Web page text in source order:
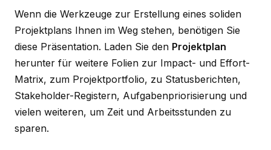
Wenn die Werkzeuge zur Erstellung eines soliden
Projektplans Ihnen im Weg stehen, benötigen Sie
diese Präsentation. Laden Sie den Projektplan
herunter für weitere Folien zur Impact- und Effort-
Matrix, zum Projektportfolio, zu Statusberichten,
Stakeholder-Registern, Aufgabenpriorisierung und
vielen weiteren, um Zeit und Arbeitsstunden zu
sparen.